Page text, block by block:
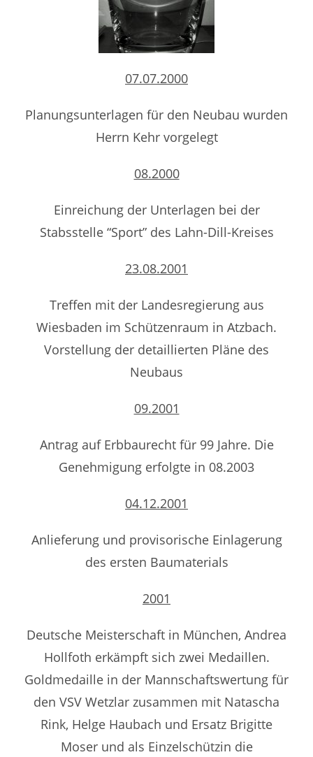
07.07.2000
Planungsunterlagen für den Neubau wurden
Herrn Kehr vorgelegt
08.2000
Einreichung der Unterlagen bei der
Stabsstelle “Sport” des Lahn-Dill-Kreises
23.08.2001
Treffen mit der Landesregierung aus
Wiesbaden im Schützenraum in Atzbach.
Vorstellung der detaillierten Pläne des
Neubaus
09.2001
Antrag auf Erbbaurecht für 99 Jahre. Die
Genehmigung erfolgte in 08.2003
04.12.2001
Anlieferung und provisorische Einlagerung
des ersten Baumaterials
2001
Deutsche Meisterschaft in München, Andrea
Hollfoth erkämpft sich zwei Medaillen.
Goldmedaille in der Mannschaftswertung für
den VSV Wetzlar zusammen mit Natascha
Rink, Helge Haubach und Ersatz Brigitte
Moser und als Einzelschützin die